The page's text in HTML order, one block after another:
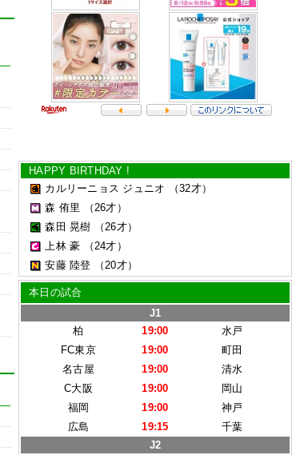
HAPPY BIRTHDAY !
カルリーニョス ジュニオ
（32才）
森 侑里
（26才）
森田 晃樹
（26才）
上林 豪
（24才）
安藤 陸登
（20才）
本日の試合
J1
柏
19:00
水戸
FC東京
19:00
町田
名古屋
19:00
清水
C大阪
19:00
岡山
福岡
19:00
神戸
広島
19:15
千葉
J2